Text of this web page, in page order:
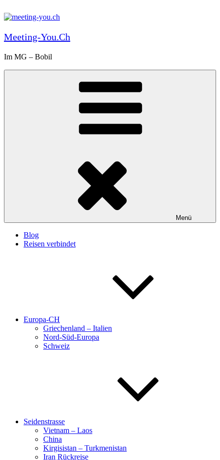
Inhalt
Meeting-You.ch
Im MG – Bobil
Menü
Blog
Reisen verbindet
Europa-CH
Griechenland – Italien
Nord-Süd-Europa
Schweiz
Seidenstrasse
Vietnam – Laos
China
Kirgisistan – Turkmenistan
Iran Rückreise